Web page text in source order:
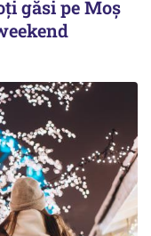
găsi pe Moș